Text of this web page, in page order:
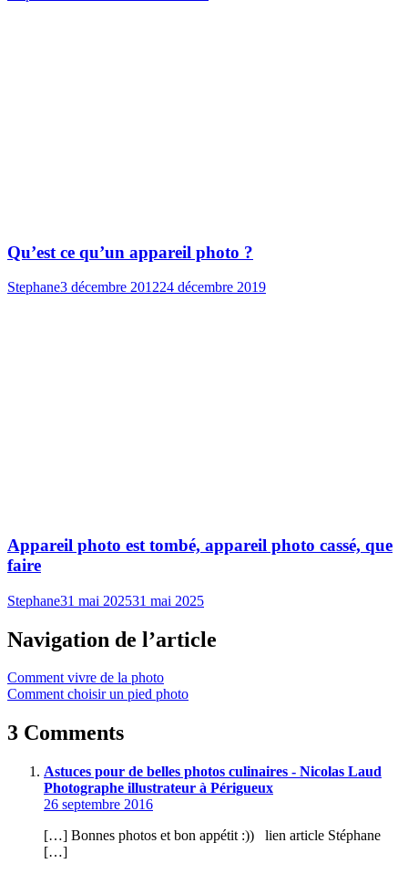
Qu’est ce qu’un appareil photo ?
Stephane3 décembre 201224 décembre 2019
Appareil photo est tombé, appareil photo cassé, que
faire
Stephane31 mai 202531 mai 2025
Navigation de l’article
Comment vivre de la photo
Comment choisir un pied photo
3 Comments
Astuces pour de belles photos culinaires - Nicolas Laud
Photographe illustrateur à Périgueux
26 septembre 2016
[…] Bonnes photos et bon appétit :)) lien article Stéphane
[…]